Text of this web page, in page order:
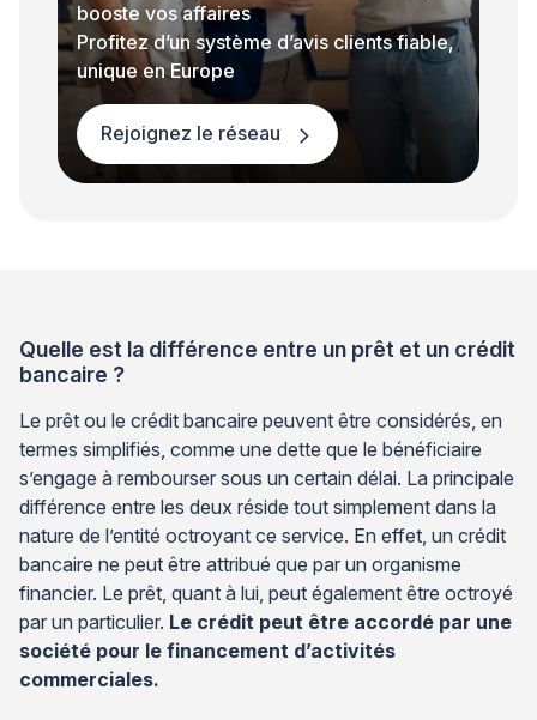
booste vos affaires
Profitez d’un système d’avis clients fiable,
unique en Europe
Rejoignez le réseau
Quelle est la différence entre un prêt et un crédit
bancaire ?
Le prêt ou le crédit bancaire peuvent être considérés, en
termes simplifiés, comme une dette que le bénéficiaire
s’engage à rembourser sous un certain délai. La principale
différence entre les deux réside tout simplement dans la
nature de l’entité octroyant ce service. En effet, un crédit
bancaire ne peut être attribué que par un organisme
financier. Le prêt, quant à lui, peut également être octroyé
par un particulier. Le crédit peut être accordé par une
société pour le financement d’activités
commerciales.